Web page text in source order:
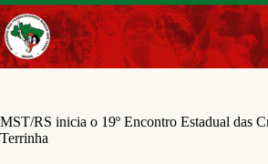
Pular
para
o
conteúdo
MST/RS inicia o 19º Encontro Estadual das
Terrinha